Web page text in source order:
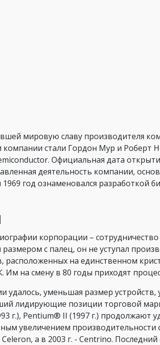
мировую славу производителя
стали Гордон Мур и Роберт
Официальная дата
деятельность компании,
год ознаменовался разработкой
корпорации –
с палец, он не уступал
расположенных на единственном
на смену в 80 годы приходят
удалось, уменьшая размер
лидирующие позиции торговой
г.), Pentium® II (1997 г.)
увеличением
а в 2003 г. - Centrino.